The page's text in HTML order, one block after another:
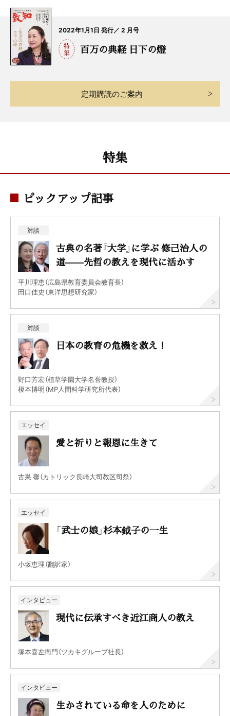
2022年1月1日 発行／ 2 月号
百万の典経 日下の燈
定期購読のご案内
特集
ピックアップ記事
対談
古典の名著『大学』に学ぶ 修己治人の
道——先哲の教えを現代に活かす
平川理恵（広島県教育委員会教育長）
田口佳史（東洋思想研究家）
対談
日本の教育の危機を救え！
野口芳宏（植草学園大学名誉教授）
榎本博明（MP人間科学研究所代表）
エッセイ
愛と祈りと報恩に生きて
古巣 馨（カトリック長崎大司教区司祭）
エッセイ
「武士の娘」杉本鉞子の一生
小坂恵理（翻訳家）
インタビュー
現代に伝承すべき近江商人の教え
塚本喜左衛門（ツカキグループ社長）
インタビュー
生かされている命を人のために